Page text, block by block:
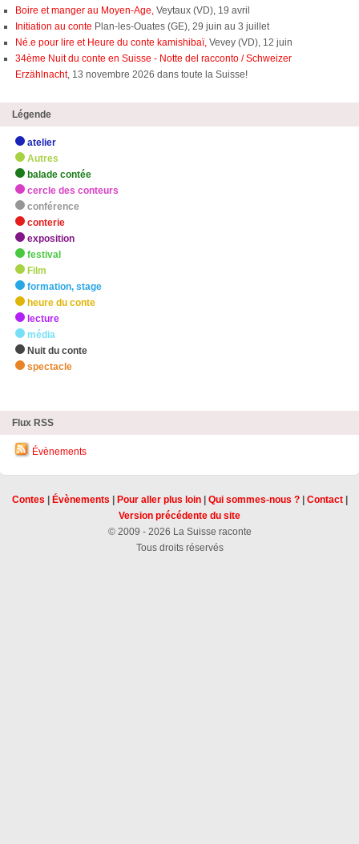
Boire et manger au Moyen-Age, Veytaux (VD), 19 avril
Initiation au conte Plan-les-Ouates (GE), 29 juin au 3 juillet
Né.e pour lire et Heure du conte kamishibaï, Vevey (VD), 12 juin
34ème Nuit du conte en Suisse - Notte del racconto / Schweizer
Erzählnacht, 13 novembre 2026 dans toute la Suisse!
Légende
atelier
Autres
balade contée
cercle des conteurs
conférence
conterie
exposition
festival
Film
formation, stage
heure du conte
lecture
média
Nuit du conte
spectacle
Flux RSS
Évènements
Contes Évènements Pour aller plus loin| Qui sommes-nous ?| Contact|
Version précédente du site
© 2009 - 2026 La Suisse raconte
Tous droits réservés